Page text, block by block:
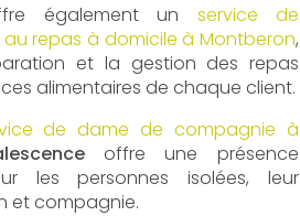
également un service de
repas à domicile à Montberon,
et la gestion des repas
alimentaires de chaque client.
de dame de compagnie à
offre une présence
les personnes isolées, leur
et compagnie.